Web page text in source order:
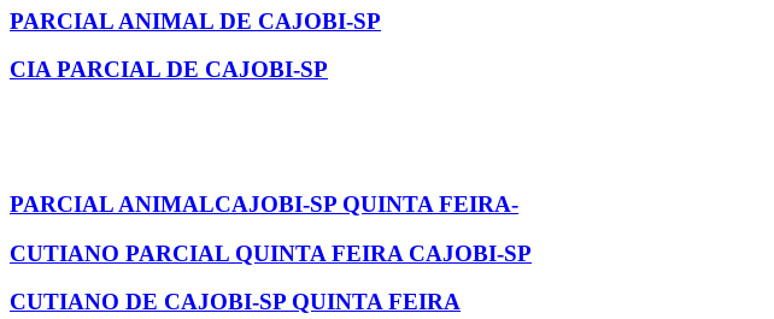
PARCIAL ANIMAL DE CAJOBI-SP
CIA PARCIAL DE CAJOBI-SP
PARCIAL ANIMALCAJOBI-SP QUINTA FEIRA-
CUTIANO PARCIAL QUINTA FEIRA CAJOBI-SP
CUTIANO DE CAJOBI-SP QUINTA FEIRA